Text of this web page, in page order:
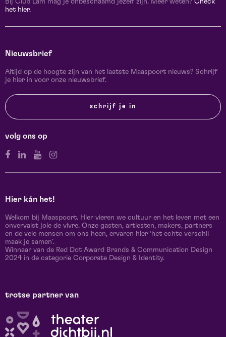
Bij Club Lam mag je onbeschaamd jezelf zijn. Meer weten? Check
het hier.
Nieuwsbrief
Altijd op de hoogte zijn van het laatste Maaspoort nieuws? Schrijf
je hier in voor onze nieuwsbrief.
schrijf je in
volg ons op
Hier kán het!
Welkom bij Maaspoort. Hier vieren we cultuur en het leven met een
onvervalst joie de vivre. Onze gasten, artiesten, makers, partners
en de vele mensen om ons heen, ervaren hier ‘het echte verschil
maak je samen’.
Winnaar van de Red Dot Award Brands & Communication Design
2024 in de categorie Corporate Design & Identity.
trotse partner van